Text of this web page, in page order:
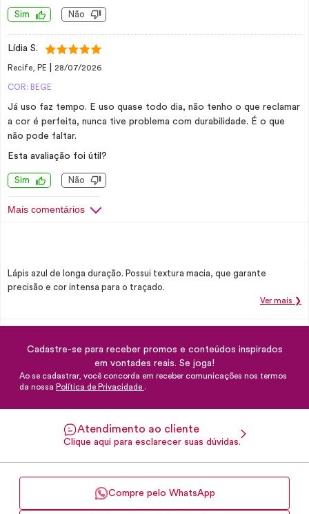
Sim Não
Lídia S.
Recife, PE 28/07/2026
COR: BEGE
Já uso faz tempo. E uso quase todo dia, não tenho o que reclamar
a cor é perfeita, nunca tive problema com durabilidade. É o que
não pode faltar.
Esta avaliação foi útil?
Sim Não
Mais comentários
Lápis azul de longa duração. Possui textura macia, que garante
precisão e cor intensa para o traçado.
Ver mais ❯
Cadastre-se para receber promos e conteúdos inspirados
em vontades reais. Se joga!
Ao se cadastrar, você concorda em receber comunicações nos termos
da nossa Política de Privacidade .
Atendimento ao cliente
Clique aqui para esclarecer suas dúvidas.
Compre pelo WhatsApp